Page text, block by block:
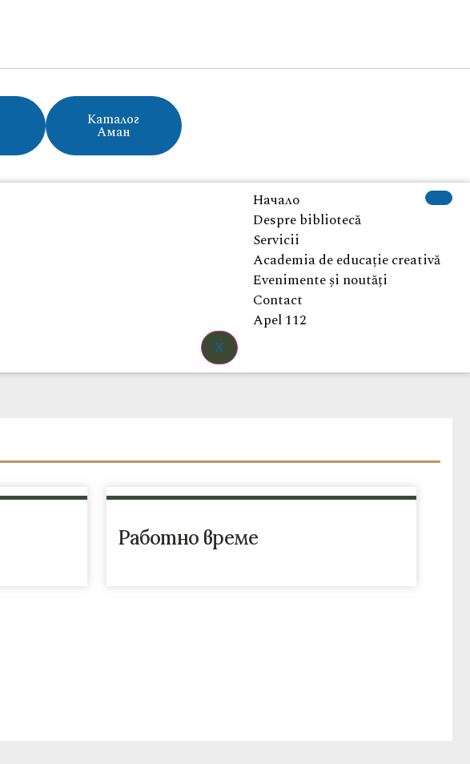
Каталог
Аман
Начало
Despre bibliotecă
Servicii
Academia de educație creativă
Evenimente și noutăți
Contact
Apel 112
X
Работно време